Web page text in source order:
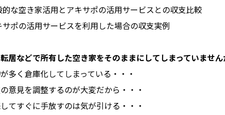
的な空き家活用とアキサポの活用サービスとの収支比較
サポの活用サービスを利用した場合の収支実例
居などで所有した空き家をそのままにしてしまっていません
多く倉庫化してしまっている・・・
の意見を調整するのが大変だから・・・
してすぐに手放すのは気が引ける・・・